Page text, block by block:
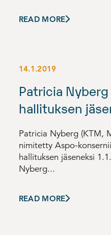
READ MORE
14.1.2019
Patricia
hallituksen
Patricia Nyberg (KTM,
nimitetty Aspo-
hallituksen jäseneksi
Nyberg...
READ MORE